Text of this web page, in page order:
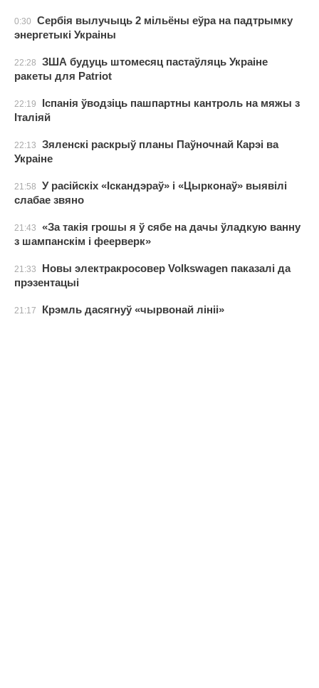
0:30
Сербія вылучыць 2 мільёны еўра на падтрымку
энергетыкі Украіны
22:28
ЗША будуць штомесяц пастаўляць Украіне
ракеты для Patriot
22:19
Іспанія ўводзіць пашпартны кантроль на мяжы з
Італіяй
22:13
Зяленскі раскрыў планы Паўночнай Карэі ва
Украіне
21:58
У расійскіх «Іскандэраў» і «Цырконаў» выявілі
слабае звяно
21:43
«За такія грошы я ў сябе на дачы ўладкую ванну
з шампанскім і феерверк»
21:33
Новы электракросовер Volkswagen паказалі да
прэзентацыі
21:17 Крэмль дасягнуў «чырвонай лініі»